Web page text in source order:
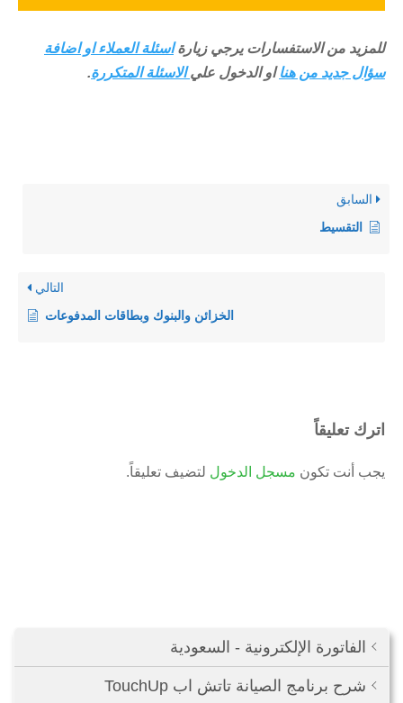
الفاتورة الإلكترونية - السعودية
شرح برنامج الصيانة تاتش اب TouchUp
للمزيد من الاستفسارات يرجي زيارةاسئلة العملاء او اضافة
سؤال جديد من هنااو الدخول عليالاسئلة المتكررة.
السابق
التقسيط
التالي
الخزائن والبنوك وبطاقات المدفوعات
اترك تعليقاً
يجب أنت تكون مسجل الدخول لتضيف تعليقاً.